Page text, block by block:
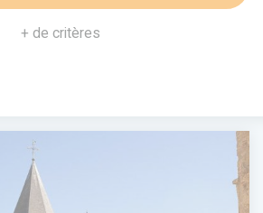
+ de critères